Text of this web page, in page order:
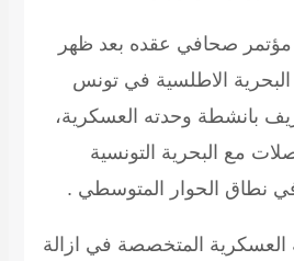
مؤتمر صحافي عقده بعد ظهر
الاطلسية في تونس
بانشطة وحدته العسكرية،
مع البحرية التونسية
نطاق الحوار المتوسطي .
العسكرية المتخصصة في ازالة